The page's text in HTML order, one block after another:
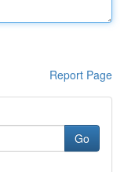
Report Page
Go